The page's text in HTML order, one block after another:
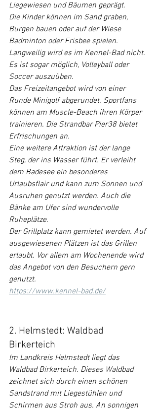
Liegewiesen und Bäumen geprägt.
Die Kinder können im Sand graben,
Burgen bauen oder auf der Wiese
Badminton oder Frisbee spielen.
Langweilig wird es im Kennel-Bad nicht.
Es ist sogar möglich, Volleyball oder
Soccer auszuüben.
Das Freizeitangebot wird von einer
Runde Minigolf abgerundet. Sportfans
können am Muscle-Beach ihren Körper
trainieren. Die Strandbar Pier38 bietet
Erfrischungen an.
Eine weitere Attraktion ist der lange
Steg, der ins Wasser führt. Er verleiht
dem Badesee ein besonderes
Urlaubsflair und kann zum Sonnen und
Ausruhen genutzt werden. Auch die
Bänke am Ufer sind wundervolle
Ruheplätze.
Der Grillplatz kann gemietet werden. Auf
ausgewiesenen Plätzen ist das Grillen
erlaubt. Vor allem am Wochenende wird
das Angebot von den Besuchern gern
genutzt.
https://www.kennel-bad.de/
2. Helmstedt: Waldbad
Birkerteich
Im Landkreis Helmstedt liegt das
Waldbad Birkerteich. Dieses Waldbad
zeichnet sich durch einen schönen
Sandstrand mit Liegestühlen und
Schirmen aus Stroh aus. An sonnigen